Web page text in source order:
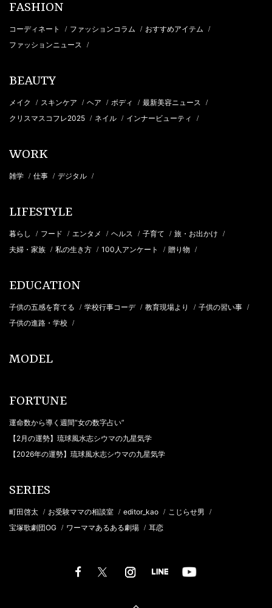
FASHION
コーディネート / ファッションコラム / おすすめアイテム /
ファッションニュース /
BEAUTY
メイク / スキンケア / ヘア / ボディ / 最新美容ニュース /
クリスマスコフレ2025 / ネイル / インナービューティ /
WORK
雑学 / 仕事 / デジタル /
LIFESTYLE
暮らし / フード / エンタメ / ヘルス / 子育て / 旅・お出かけ /
夫婦・家族 / 私の生き方 / 100人アンケート / 贈り物 /
EDUCATION
子供の五感を育てる / 学校行事コーデ / 教育現場より / 子供の習い事 /
子供の進路・学校 /
MODEL
FORTUNE
運命数から導く週間“女の数字占い”
【2月の運勢】琉球風水志シウマの九星気学
【2026年の運勢】琉球風水志シウマの九星気学
SERIES
町田啓太 / お受験ママの相談室 / editor_kao / こじらせ男 /
宝塚歌劇団OG / ワーママあるある劇場 / 耳恋